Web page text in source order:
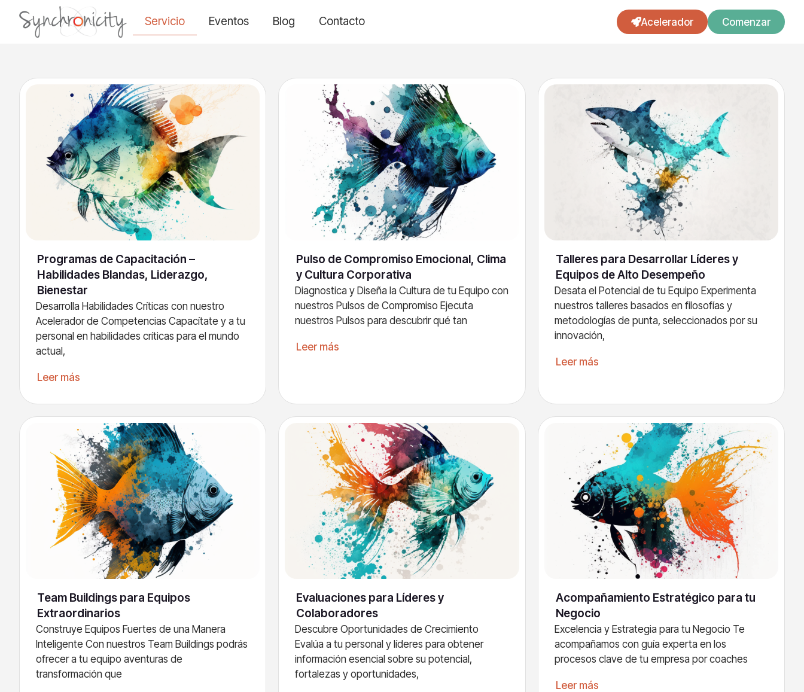
Servicio Eventos Blog Contacto Acelerador Comenzar
Programas de Capacitación –
Habilidades Blandas, Liderazgo,
Bienestar
Desarrolla Habilidades Críticas con nuestro
Acelerador de Competencias Capacítate y a tu
personal en habilidades críticas para el mundo
actual,
Leer más
Pulso de Compromiso Emocional, Clima
y Cultura Corporativa
Diagnostica y Diseña la Cultura de tu Equipo con
nuestros Pulsos de Compromiso Ejecuta
nuestros Pulsos para descubrir qué tan
Leer más
Talleres para Desarrollar Líderes y
Equipos de Alto Desempeño
Desata el Potencial de tu Equipo Experimenta
nuestros talleres basados en filosofías y
metodologías de punta, seleccionados por su
innovación,
Leer más
Team Buildings para Equipos
Extraordinarios
Construye Equipos Fuertes de una Manera
Inteligente Con nuestros Team Buildings podrás
ofrecer a tu equipo aventuras de
transformación que
Evaluaciones para Líderes y
Colaboradores
Descubre Oportunidades de Crecimiento
Evalúa a tu personal y líderes para obtener
información esencial sobre su potencial,
fortalezas y oportunidades,
Acompañamiento Estratégico para tu
Negocio
Excelencia y Estrategia para tu Negocio Te
acompañamos con guía experta en los
procesos clave de tu empresa por coaches
Leer más